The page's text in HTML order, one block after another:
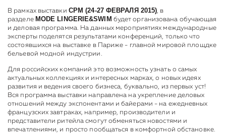
В рамках выставки CPM (24-27 ФЕВРАЛЯ 2015), в
разделе MODE LINGERIE&SWIM будет организована обучающая
и деловая программа. На данных мероприятиях международные
эксперты поделятся результатами конференций, только что
состоявшихся на выставке в Париже - главной мировой площдке
бельевой модной индустрии.
Для российских компаний это возможность узнать о самых
актуальных коллекциях и интересных марках, о новых идеях
развития и ведения своего бизнеса, буквально, из первых уст!
Вся программа выставки направлена на укрепление деловых
отношений между экспонентами и байерами - на ежедневных
французских завтраках, например, производители и
представители ритейла смогут обменяться новостями и
впечатлениями, и просто пообщаться в комфортной обстановке.